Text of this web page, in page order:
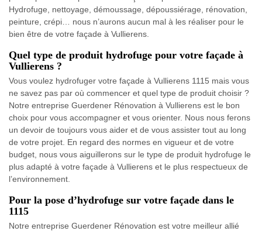
Hydrofuge, nettoyage, démoussage, dépoussiérage, rénovation,
peinture, crépi… nous n’aurons aucun mal à les réaliser pour le
bien être de votre façade à Vullierens.
Quel type de produit hydrofuge pour votre façade à
Vullierens ?
Vous voulez hydrofuger votre façade à Vullierens 1115 mais vous
ne savez pas par où commencer et quel type de produit choisir ?
Notre entreprise Guerdener Rénovation à Vullierens est le bon
choix pour vous accompagner et vous orienter. Nous nous ferons
un devoir de toujours vous aider et de vous assister tout au long
de votre projet. En regard des normes en vigueur et de votre
budget, nous vous aiguillerons sur le type de produit hydrofuge le
plus adapté à votre façade à Vullierens et le plus respectueux de
l’environnement.
Pour la pose d’hydrofuge sur votre façade dans le
1115
Notre entreprise Guerdener Rénovation est votre meilleur allié